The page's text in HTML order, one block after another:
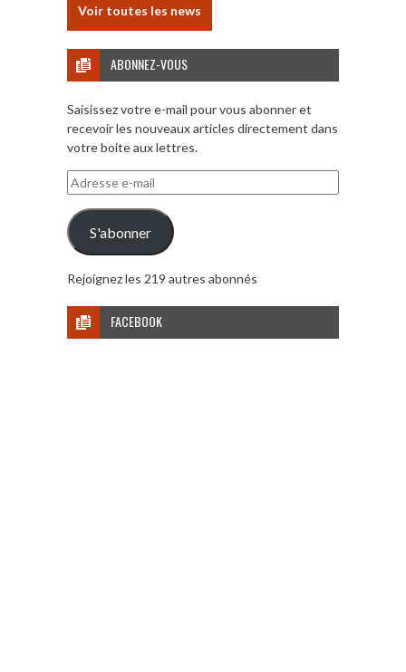
Voir toutes les news
ABONNEZ-VOUS
Saisissez votre e-mail pour vous abonner et
recevoir les nouveaux articles directement dans
votre boite aux lettres.
Adresse
e-
mail
S'abonner
Rejoignez les 219 autres abonnés
FACEBOOK